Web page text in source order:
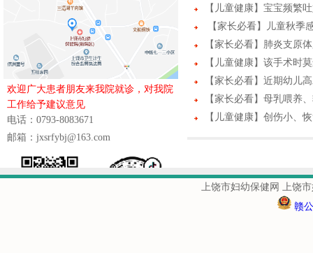
欢迎广大患者朋友来我院就诊，对我院
工作给予建议意见
电话：0793-8083671
邮箱：jxsrfybj@163.com
【儿童健康】宝宝频繁
【家长必看】儿童秋季
【家长必看】肺炎支原
【儿童健康】该手术时
【家长必看】近期幼儿
【家长必看】母乳喂养
【儿童健康】创伤小、
上饶市妇幼保健网 上饶
赣